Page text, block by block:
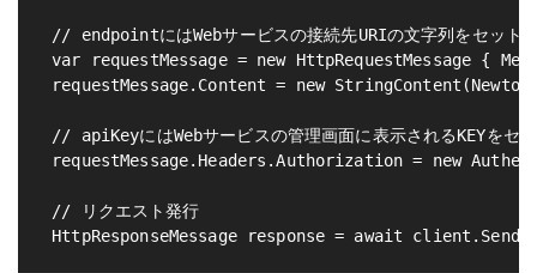
// endpointにはWebサービスの接続先URIの文字列をセット
var requestMessage = new HttpRequestMessage {
requestMessage.Content = new
// apiKeyにはWebサービスの管理画面に表示されるKEYをセ
requestMessage.Headers.Authorization = new
// リクエスト発行